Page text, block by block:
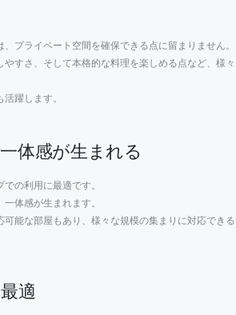
プライベート空間を確保できる点に留まりません。
すさ、そして本格的な料理を楽しめる点など、様々
躍します。
体感が生まれる
の利用に最適です。
体感が生まれます。
能な部屋もあり、様々な規模の集まりに対応できる
適